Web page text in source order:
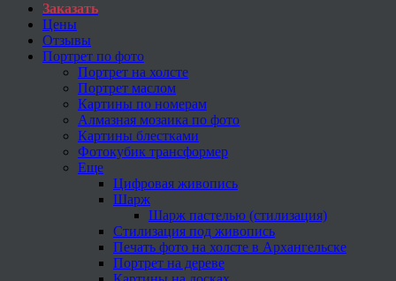
Заказать
Цены
Отзывы
Портрет по фото
Портрет на холсте
Портрет маслом
Картины по номерам
Алмазная мозаика по фото
Картины блестками
Фотокубик трансформер
Еще
Цифровая живопись
Шарж
Шарж пастелью (стилизация)
Стилизация под живопись
Печать фото на холсте в Архангельске
Портрет на дереве